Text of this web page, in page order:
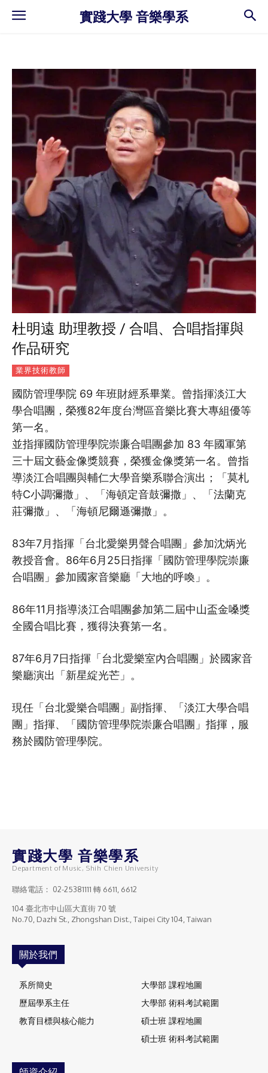
實踐大學 音樂學系
杜明遠 助理教授 / 合唱、合唱指揮與
作品研究
業界技術教師
國防管理學院 69 年班財經系畢業。曾指揮淡江大
學合唱團，榮獲82年度台灣區音樂比賽大專組優等
第一名。
並指揮國防管理學院崇廉合唱團參加 83 年國軍第
三十屆文藝金像獎競賽，榮獲金像獎第一名。曾指
導淡江合唱團與輔仁大學音樂系聯合演出；「莫札
特C小調彌撒」、「海頓定音鼓彌撒」、「法蘭克
莊彌撒」、「海頓尼爾遜彌撒」。
83年7月指揮「台北愛樂男聲合唱團」參加沈炳光
教授音會。86年6月25日指揮「國防管理學院崇廉
合唱團」參加國家音樂廳「大地的呼喚」。
86年11月指導淡江合唱團參加第二屆中山盃金嗓獎
全國合唱比賽，獲得決賽第一名。
87年6月7日指揮「台北愛樂室內合唱團」於國家音
樂廳演出「新星綻光芒」。
現任「台北愛樂合唱團」副指揮、「淡江大學合唱
團」指揮、「國防管理學院崇廉合唱團」指揮，服
務於國防管理學院。
實踐大學 音樂學系
Department of Music, Shih Chien University
聯絡電話： 02-25381111 轉 6611, 6612
104 臺北市中山區大直街 70 號
No.70, Dazhi St., Zhongshan Dist., Taipei City 104, Taiwan
關於我們
系所簡史
歷屆學系主任
教育目標與核心能力
大學部 課程地圖
大學部 術科考試範圍
碩士班 課程地圖
碩士班 術科考試範圍